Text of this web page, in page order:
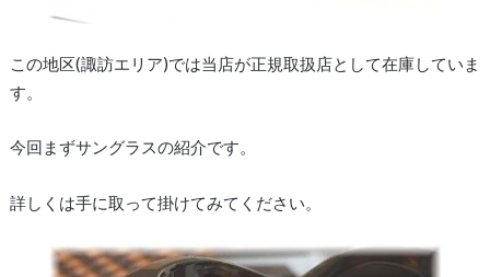
この地区(諏訪エリア)では当店が正規取扱店として在庫していま
す。
今回まずサングラスの紹介です。
詳しくは手に取って掛けてみてください。